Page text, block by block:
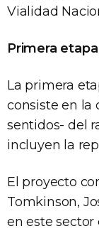
Vialidad
Primera
La primera
consiste en la
sentidos- del
incluyen la
El proyecto
Tomkinson,
en este sector